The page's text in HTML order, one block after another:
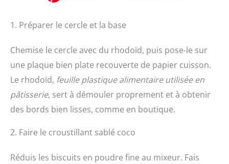
1. Préparer le cercle et la base
Chemise le cercle avec du rhodoïd, puis pose-le sur
une plaque bien plate recouverte de papier cuisson.
Le rhodoïd, feuille plastique alimentaire utilisée en
pâtisserie, sert à démouler proprement et à obtenir
des bords bien lisses, comme en boutique.
2. Faire le croustillant sablé coco
Réduis les biscuits en poudre fine au mixeur. Fais